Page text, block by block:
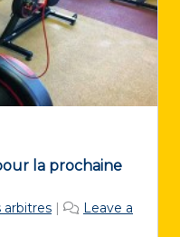
la prochaine
arbitres |
Leave a